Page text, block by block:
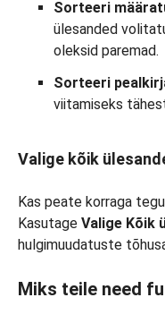
Sorteeri
ülesanded
oleksid paremad.
Sorteeri
viitamiseks
Valige kõik
Kas peate korraga
Kasutage Valige Kõik
hulgimuudatuste
Miks teile need